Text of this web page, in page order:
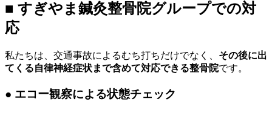
■ すぎやま鍼灸整骨院グループでの対
応
私たちは、交通事故によるむち打ちだけでなく、 その後に出
てくる自律神経症状まで含めて対応できる整骨院です。
● エコー観察による状態チェック